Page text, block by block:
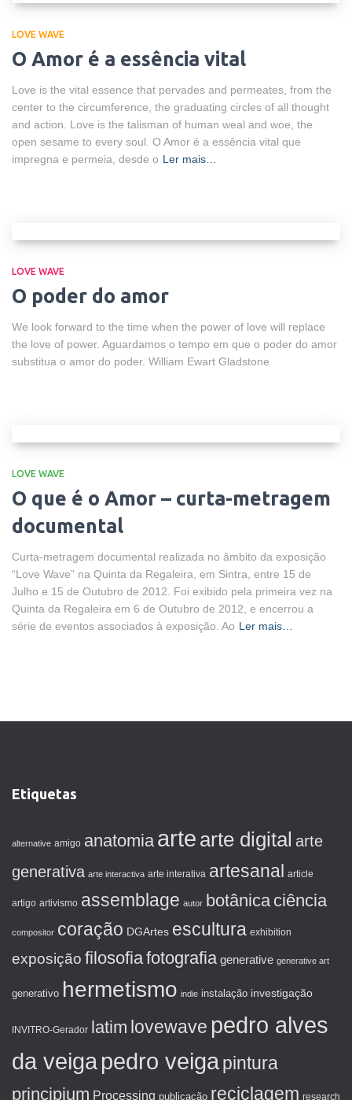
LOVE WAVE
O Amor é a essência vital
Love is the vital essence that pervades and permeates, from the
center to the circumference, the graduating circles of all thought
and action. Love is the talisman of human weal and woe, the
open sesame to every soul. O Amor é a essência vital que
impregna e permeia, desde o Ler mais…
LOVE WAVE
O poder do amor
We look forward to the time when the power of love will replace
the love of power. Aguardamos o tempo em que o poder do amor
substitua o amor do poder. William Ewart Gladstone
LOVE WAVE
O que é o Amor – curta-metragem
documental
Curta-metragem documental realizada no âmbito da exposição
“Love Wave” na Quinta da Regaleira, em Sintra, entre 15 de
Julho e 15 de Outubro de 2012. Foi exibido pela primeira vez na
Quinta da Regaleira em 6 de Outubro de 2012, e encerrou a
série de eventos associados à exposição. Ao Ler mais…
Etiquetas
alternative amigo anatomia arte arte digital arte
generativa arte interactiva arte interativa artesanal article
artigo artivismo assemblage autor botânica ciência
compositor coração DGArtes escultura exhibition
exposição filosofiafotografia generative generative art
generativo hermetismo indie instalação investigação
INVITRO-Gerador latim lovewave pedro alves
da veigapedro veigapintura
principium Processing publicação reciclagem research